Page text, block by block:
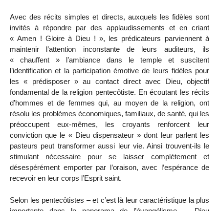
Avec des récits simples et directs, auxquels les fidèles sont
invités à répondre par des applaudissements et en criant
« Amen ! Gloire à Dieu ! », les prédicateurs parviennent à
maintenir l’attention inconstante de leurs auditeurs, ils
« chauffent » l’ambiance dans le temple et suscitent
l’identification et la participation émotive de leurs fidèles pour
les « prédisposer » au contact direct avec Dieu, objectif
fondamental de la religion pentecôtiste. En écoutant les récits
d’hommes et de femmes qui, au moyen de la religion, ont
résolu les problèmes économiques, familiaux, de santé, qui les
préoccupent eux-mêmes, les croyants renforcent leur
conviction que le « Dieu dispensateur » dont leur parlent les
pasteurs peut transformer aussi leur vie. Ainsi trouvent-ils le
stimulant nécessaire pour se laisser complètement et
désespérément emporter par l’oraison, avec l’espérance de
recevoir en leur corps l’Esprit saint.
Selon les pentecôtistes – et c’est là leur caractéristique la plus